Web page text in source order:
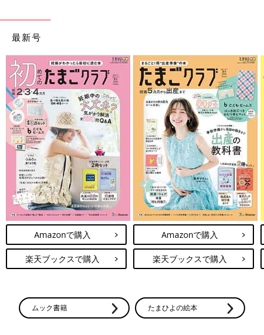
最新号
Amazonで購入
楽天ブックスで購入
Amazonで購入
楽天ブックスで購入
ムック書籍 たまひよの絵本